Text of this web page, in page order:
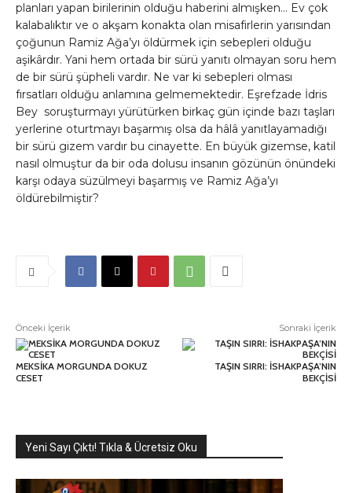
planları yapan birilerinin olduğu haberini almışken… Ev çok
kalabalıktır ve o akşam konakta olan misafirlerin yarısından
çoğunun Ramiz Ağa’yı öldürmek için sebepleri olduğu
aşikârdır. Yani hem ortada bir sürü yanıtı olmayan soru hem
de bir sürü şüpheli vardır. Ne var ki sebepleri olması
fırsatları olduğu anlamına gelmemektedir. Eşrefzade İdris
Bey soruşturmayı yürütürken birkaç gün içinde bazı taşları
yerlerine oturtmayı başarmış olsa da hâlâ yanıtlayamadığı
bir sürü gizem vardır bu cinayette. En büyük gizemse, katil
nasıl olmuştur da bir oda dolusu insanın gözünün önündeki
karşı odaya süzülmeyi başarmış ve Ramiz Ağa’yı
öldürebilmiştir?
Önceki İçerik
MEKSİKA MORGUNDA DOKUZ
CESET
Sonraki İçerik
TAŞIN SIRRI: İSHAKPAŞA’NIN
BEKÇİSİ
Yeni Sayı Çıktı! Tıkla & Ücretsiz Oku